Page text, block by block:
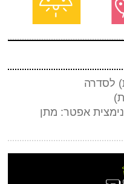
לסדרה
אפטר: מתן